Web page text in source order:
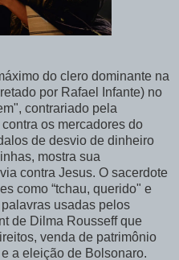
do clero dominante na
por Rafael Infante) no
contrariado pela
os mercadores do
de desvio de dinheiro
mostra sua
contra Jesus. O sacerdote
como “tchau, querido" e
usadas pelos
de Dilma Rousseff que
venda de patrimônio
a eleição de Bolsonaro.